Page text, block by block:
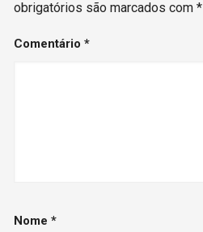
obrigatórios são marcados com*
Comentário*
Nome*